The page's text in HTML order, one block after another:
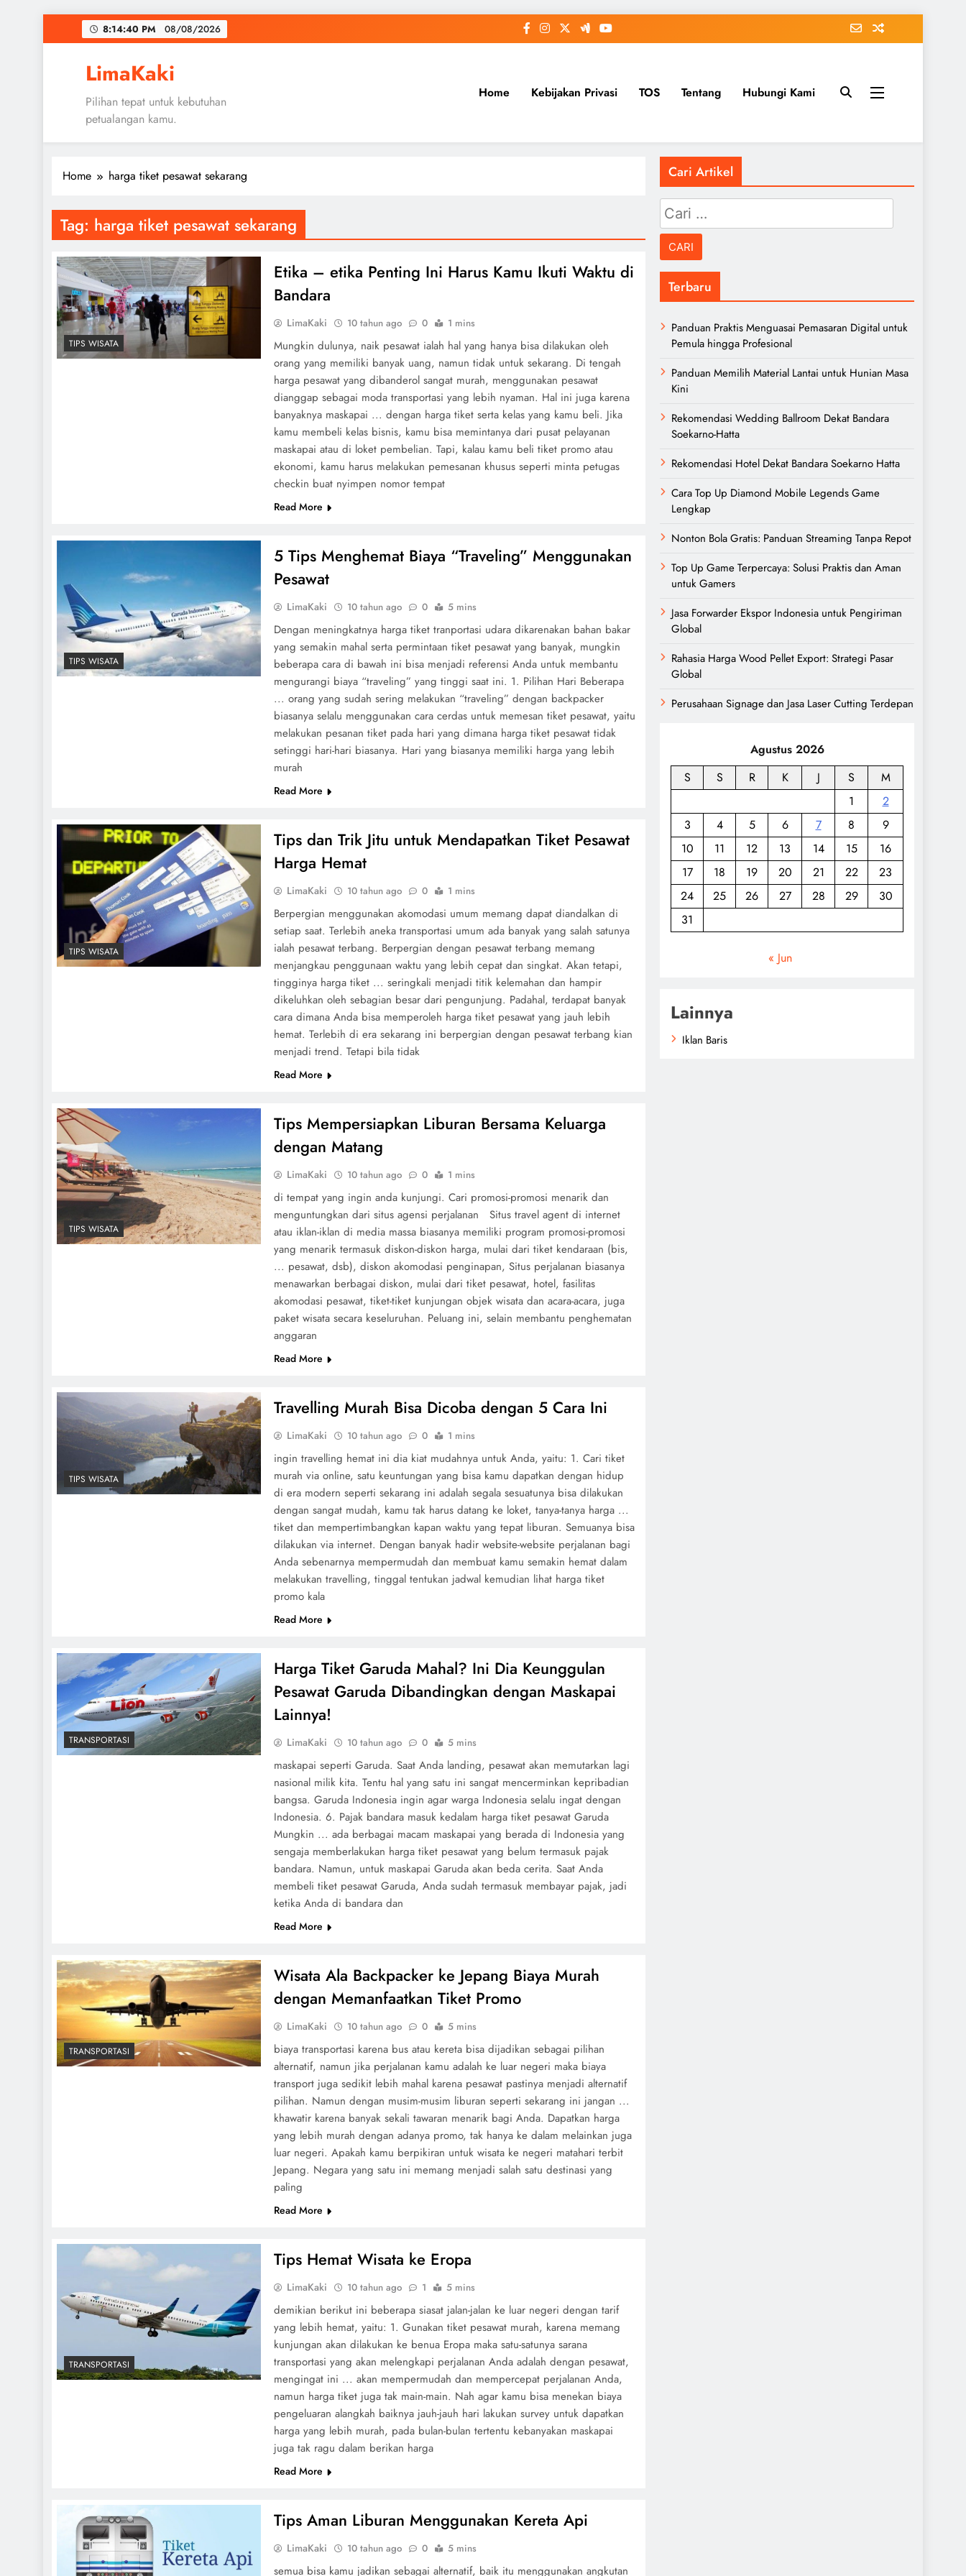
to
8:14:41 PM 08/08/2026
LimaKaki
Pilihan tepat untuk kebutuhan
petualangan kamu.
Home Kebijakan Privasi TOS Tentang Hubungi Kami
Home harga tiket pesawat sekarang
Tag: harga tiket pesawat sekarang
TIPS WISATA
Etika – etika Penting Ini Harus Kamu Ikuti Waktu di
Bandara
LimaKaki 10 tahun ago 0 1 mins
Mungkin dulunya, naik pesawat ialah hal yang hanya bisa dilakukan oleh
orang yang memiliki banyak uang, namun tidak untuk sekarang. Di tengah
harga pesawat yang dibanderol sangat murah, menggunakan pesawat
dianggap sebagai moda transportasi yang lebih nyaman. Hal ini juga karena
banyaknya maskapai ... dengan harga tiket serta kelas yang kamu beli. Jika
kamu membeli kelas bisnis, kamu bisa memintanya dari pusat pelayanan
maskapai atau di loket pembelian. Tapi, kalau kamu beli tiket promo atau
ekonomi, kamu harus melakukan pemesanan khusus seperti minta petugas
checkin buat nyimpen nomor tempat
Read More
TIPS WISATA
5 Tips Menghemat Biaya “Traveling” Menggunakan
Pesawat
LimaKaki 10 tahun ago 0 5 mins
Dengan meningkatnya harga tiket tranportasi udara dikarenakan bahan bakar
yang semakin mahal serta permintaan tiket pesawat yang banyak, mungkin
beberapa cara di bawah ini bisa menjadi referensi Anda untuk membantu
mengurangi biaya “traveling” yang tinggi saat ini. 1. Pilihan Hari Beberapa
... orang yang sudah sering melakukan “traveling” dengan backpacker
biasanya selalu menggunakan cara cerdas untuk memesan tiket pesawat, yaitu
melakukan pesanan tiket pada hari yang dimana harga tiket pesawat tidak
setinggi hari-hari biasanya. Hari yang biasanya memiliki harga yang lebih
murah
Read More
TIPS WISATA
Tips dan Trik Jitu untuk Mendapatkan Tiket Pesawat
Harga Hemat
LimaKaki 10 tahun ago 0 1 mins
Berpergian menggunakan akomodasi umum memang dapat diandalkan di
setiap saat. Terlebih aneka transportasi umum ada banyak yang salah satunya
ialah pesawat terbang. Berpergian dengan pesawat terbang memang
menjangkau penggunaan waktu yang lebih cepat dan singkat. Akan tetapi,
tingginya harga tiket ... seringkali menjadi titik kelemahan dan hampir
dikeluhkan oleh sebagian besar dari pengunjung. Padahal, terdapat banyak
cara dimana Anda bisa memperoleh harga tiket pesawat yang jauh lebih
hemat. Terlebih di era sekarang ini berpergian dengan pesawat terbang kian
menjadi trend. Tetapi bila tidak
Read More
TIPS WISATA
Tips Mempersiapkan Liburan Bersama Keluarga
dengan Matang
LimaKaki 10 tahun ago 0 1 mins
di tempat yang ingin anda kunjungi. Cari promosi-promosi menarik dan
menguntungkan dari situs agensi perjalanan Situs travel agent di internet
atau iklan-iklan di media massa biasanya memiliki program promosi-promosi
yang menarik termasuk diskon-diskon harga, mulai dari tiket kendaraan (bis,
... pesawat, dsb), diskon akomodasi penginapan, Situs perjalanan biasanya
menawarkan berbagai diskon, mulai dari tiket pesawat, hotel, fasilitas
akomodasi pesawat, tiket-tiket kunjungan objek wisata dan acara-acara, juga
paket wisata secara keseluruhan. Peluang ini, selain membantu penghematan
anggaran
Read More
TIPS WISATA
Travelling Murah Bisa Dicoba dengan 5 Cara Ini
LimaKaki 10 tahun ago 0 1 mins
ingin travelling hemat ini dia kiat mudahnya untuk Anda, yaitu: 1. Cari tiket
murah via online, satu keuntungan yang bisa kamu dapatkan dengan hidup
di era modern seperti sekarang ini adalah segala sesuatunya bisa dilakukan
dengan sangat mudah, kamu tak harus datang ke loket, tanya-tanya harga ...
tiket dan mempertimbangkan kapan waktu yang tepat liburan. Semuanya bisa
dilakukan via internet. Dengan banyak hadir website-website perjalanan bagi
Anda sebenarnya mempermudah dan membuat kamu semakin hemat dalam
melakukan travelling, tinggal tentukan jadwal kemudian lihat harga tiket
promo kala
Read More
TRANSPORTASI
Harga Tiket Garuda Mahal? Ini Dia Keunggulan
Pesawat Garuda Dibandingkan dengan Maskapai
Lainnya!
LimaKaki 10 tahun ago 0 5 mins
maskapai seperti Garuda. Saat Anda landing, pesawat akan memutarkan lagi
nasional milik kita. Tentu hal yang satu ini sangat mencerminkan kepribadian
bangsa. Garuda Indonesia ingin agar warga Indonesia selalu ingat dengan
Indonesia. 6. Pajak bandara masuk kedalam harga tiket pesawat Garuda
Mungkin ... ada berbagai macam maskapai yang berada di Indonesia yang
sengaja memberlakukan harga tiket pesawat yang belum termasuk pajak
bandara. Namun, untuk maskapai Garuda akan beda cerita. Saat Anda
membeli tiket pesawat Garuda, Anda sudah termasuk membayar pajak, jadi
ketika Anda di bandara dan
Read More
TRANSPORTASI
Wisata Ala Backpacker ke Jepang Biaya Murah
dengan Memanfaatkan Tiket Promo
LimaKaki 10 tahun ago 0 5 mins
biaya transportasi karena bus atau kereta bisa dijadikan sebagai pilihan
alternatif, namun jika perjalanan kamu adalah ke luar negeri maka biaya
transport juga sedikit lebih mahal karena pesawat pastinya menjadi alternatif
pilihan. Namun dengan musim-musim liburan seperti sekarang ini jangan ...
khawatir karena banyak sekali tawaran menarik bagi Anda. Dapatkan harga
yang lebih murah dengan adanya promo, tak hanya ke dalam melainkan juga
luar negeri. Apakah kamu berpikiran untuk wisata ke negeri matahari terbit
Jepang. Negara yang satu ini memang menjadi salah satu destinasi yang
paling
Read More
TRANSPORTASI
Tips Hemat Wisata ke Eropa
LimaKaki 10 tahun ago 1 5 mins
demikian berikut ini beberapa siasat jalan-jalan ke luar negeri dengan tarif
yang lebih hemat, yaitu: 1. Gunakan tiket pesawat murah, karena memang
kunjungan akan dilakukan ke benua Eropa maka satu-satunya sarana
transportasi yang akan melengkapi perjalanan Anda adalah dengan pesawat,
mengingat ini ... akan mempermudah dan mempercepat perjalanan Anda,
namun harga tiket juga tak main-main. Nah agar kamu bisa menekan biaya
pengeluaran alangkah baiknya jauh-jauh hari lakukan survey untuk dapatkan
harga yang lebih murah, pada bulan-bulan tertentu kebanyakan maskapai
juga tak ragu dalam berikan harga
Read More
Tips Aman Liburan Menggunakan Kereta Api
LimaKaki 10 tahun ago 0 5 mins
semua bisa kamu jadikan sebagai alternatif, baik itu menggunakan angkutan
Cari Artikel
Cari
untuk:
Terbaru
Panduan Praktis Menguasai Pemasaran Digital untuk
Pemula hingga Profesional
Panduan Memilih Material Lantai untuk Hunian Masa
Kini
Rekomendasi Wedding Ballroom Dekat Bandara
Soekarno-Hatta
Rekomendasi Hotel Dekat Bandara Soekarno Hatta
Cara Top Up Diamond Mobile Legends Game
Lengkap
Nonton Bola Gratis: Panduan Streaming Tanpa Repot
Top Up Game Terpercaya: Solusi Praktis dan Aman
untuk Gamers
Jasa Forwarder Ekspor Indonesia untuk Pengiriman
Global
Rahasia Harga Wood Pellet Export: Strategi Pasar
Global
Perusahaan Signage dan Jasa Laser Cutting Terdepan
Agustus 2026
S
S R K J S
M
1
2
3
4 5 6 7 8
9
10
11 12 13 14 15
16
17
18 19 20 21 22
23
24
25 26 27 28 29
30
31
« Jun
Lainnya
Iklan Baris